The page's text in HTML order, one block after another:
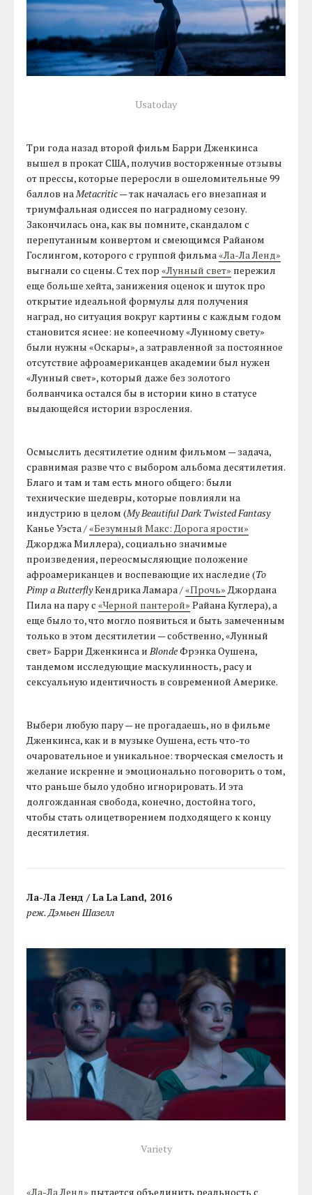
Usatoday
Три года назад второй фильм Барри Дженкинса
вышел в прокат США, получив восторженные отзывы
от прессы, которые переросли в ошеломительные 99
баллов наMetacritic— так началась его внезапная и
триумфальная одиссея по наградному сезону.
Закончилась она, как вы помните, скандалом с
перепутанным конвертом и смеющимся Райаном
Гослингом, которого с группой фильма«Ла-Ла Ленд»
выгнали со сцены. С тех пор«Лунный свет» пережил
еще больше хейта, занижения оценок и шуток про
открытие идеальной формулы для получения
наград, но ситуация вокруг картины с каждым годом
становится яснее: не копеечному «Лунному свету»
были нужны «Оскары», а затравленной за постоянное
отсутствие афроамериканцев академии был нужен
«Лунный свет», который даже без золотого
болванчика остался бы в истории кино в статусе
выдающейся истории взросления.
Осмыслить десятилетие одним фильмом — задача,
сравнимая разве что с выбором альбома десятилетия.
Благо и там и там есть много общего: были
технические шедевры, которые повлияли на
индустрию в целом (My Beautiful Dark Twisted Fantasy
Канье Уэста /«Безумный Макс: Дорога ярости»
Джорджа Миллера), социально значимые
произведения, переосмысляющие положение
афроамериканцев и воспевающие их наследие (To
Pimp a ButterflyКендрика Ламара /«Прочь»Джордана
Пила на пару с«Черной пантерой» Райана Куглера), а
еще было то, что могло появиться и быть замеченным
только в этом десятилетии — собственно, «Лунный
свет» Барри Дженкинса иBlondeФрэнка Оушена,
тандемом исследующие маскулинность, расу и
сексуальную идентичность в современной Америке.
Выбери любую пару — не прогадаешь, но в фильме
Дженкинса, как и в музыке Оушена, есть что-то
очаровательное и уникальное: творческая смелость и
желание искренне и эмоционально поговорить о том,
что раньше было удобно игнорировать. И эта
долгожданная свобода, конечно, достойна того,
чтобы стать олицетворением подходящего к концу
десятилетия.
Ла-Ла Ленд / La La Land, 2016
реж. Дэмьен Шазелл
Variety
«Ла-Ла Ленд» пытается объединить реальность с